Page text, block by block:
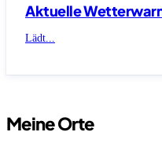
Aktuelle
Lädt...
Meine Orte